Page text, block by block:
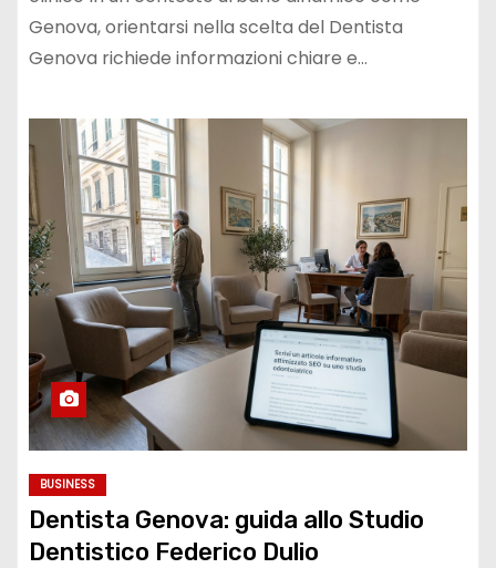
Genova, orientarsi nella scelta del Dentista
Genova richiede informazioni chiare e…
BUSINESS
Dentista Genova: guida allo Studio
Dentistico Federico Dulio